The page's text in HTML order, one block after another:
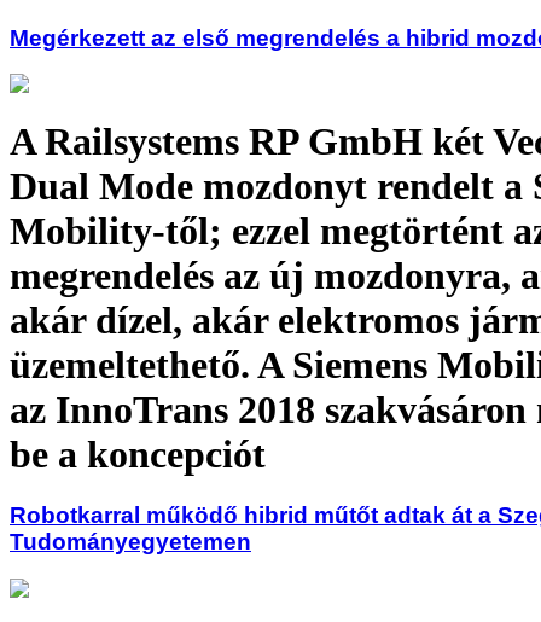
Megérkezett az első megrendelés a hibrid
A Railsystems RP GmbH két
Dual Mode mozdonyt rendelt a
Mobility-től; ezzel megtörtént
megrendelés az új mozdonyra,
akár dízel, akár elektromos
üzemeltethető. A Siemens
az InnoTrans 2018
be a koncepciót
Robotkarral működő hibrid műtőt adtak át a
Tudományegyetemen